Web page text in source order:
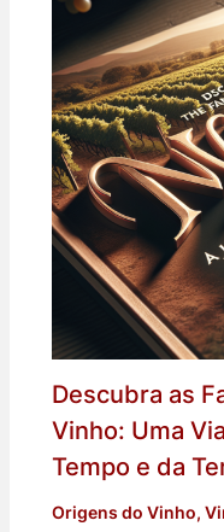
Descubra as
Vinho: Uma
Tempo e da
Origens do Vinho,